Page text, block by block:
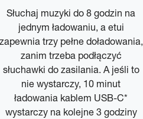
Słuchaj muzyki do 8 godzin na
jednym ładowaniu, a etui
zapewnia trzy pełne doładowania,
zanim trzeba podłączyć
słuchawki do zasilania. A jeśli to
nie wystarczy, 10 minut
ładowania kablem USB-C*
wystarczy na kolejne 3 godziny